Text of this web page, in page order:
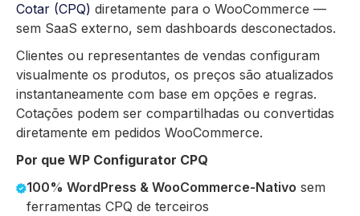
Cotar (CPQ) diretamente para o WooCommerce —
sem SaaS externo, sem dashboards desconectados.
Clientes ou representantes de vendas configuram
visualmente os produtos, os preços são atualizados
instantaneamente com base em opções e regras.
Cotações podem ser compartilhadas ou convertidas
diretamente em pedidos WooCommerce.
Por que WP Configurator CPQ
100% WordPress & WooCommerce-Nativo sem
ferramentas CPQ de terceiros